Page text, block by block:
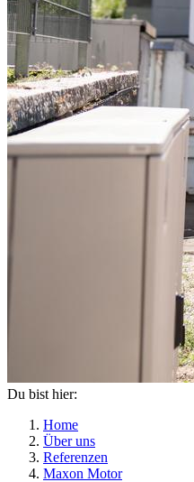
Du bist hier:
Home
Über uns
Referenzen
Maxon Motor